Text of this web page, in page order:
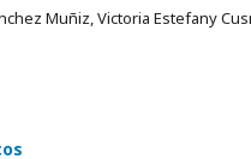
Muñiz, Victoria Estefany